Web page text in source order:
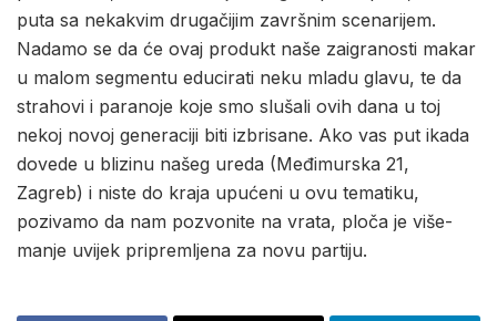
puta sa nekakvim drugačijim završnim scenarijem.
Nadamo se da će ovaj produkt naše zaigranosti makar
u malom segmentu educirati neku mladu glavu, te da
strahovi i paranoje koje smo slušali ovih dana u toj
nekoj novoj generaciji biti izbrisane. Ako vas put ikada
dovede u blizinu našeg ureda (Međimurska 21,
Zagreb) i niste do kraja upućeni u ovu tematiku,
pozivamo da nam pozvonite na vrata, ploča je više-
manje uvijek pripremljena za novu partiju.